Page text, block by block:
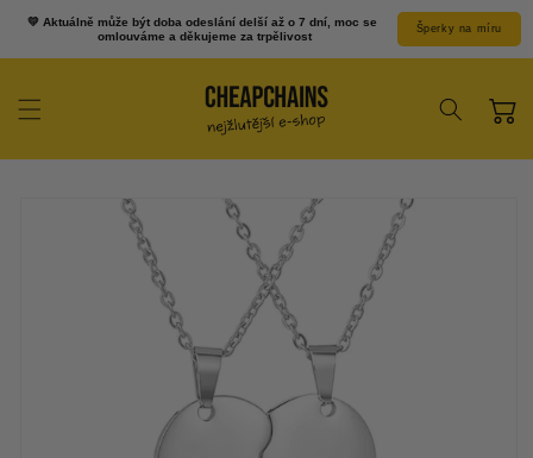
💛 Aktuálně může být doba odeslání delší až o 7 dní, moc se
omlouváme a děkujeme za trpělivost
Šperky na míru
Přejít k
Košík